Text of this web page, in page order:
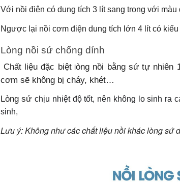
Với nồi điện có dung tích 3 lít sang trọng với
Ngược lại nồi cơm điện dung tích lớn 4 lít có
Lòng nồi sứ chống dính
Chất liệu đặc biệtlòng nồi bằng sứ tự nhiên
cơm sẽ không bị cháy, khét…
Lòng sứ chịu nhiệt độ tốt, nên không lo sinh ra
sinh,
Lưu ý:Không như các chất liệu nồi khác lòng sứ